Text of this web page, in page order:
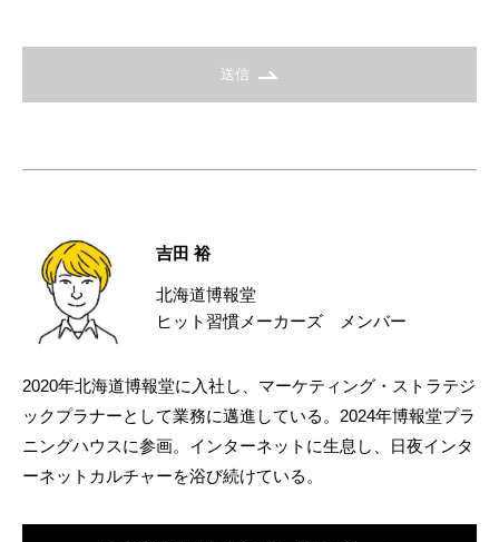
送信
吉田 裕
北海道博報堂
ヒット習慣メーカーズ メンバー
2020年北海道博報堂に入社し、マーケティング・ストラテジ
ックプラナーとして業務に邁進している。2024年博報堂プラ
ニングハウスに参画。インターネットに生息し、日夜インタ
ーネットカルチャーを浴び続けている。